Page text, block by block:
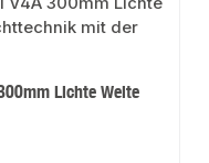
Lichte Weite